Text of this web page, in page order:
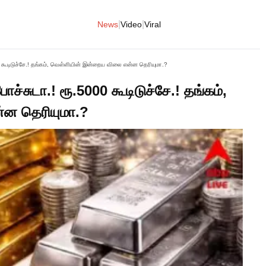
News Video Viral
கூடிடுச்சே.! தங்கம், வெள்ளியின் இன்றைய விலை என்ன தெரியுமா.?
ரூ.5000 கூடிடுச்சே.! தங்கம்,